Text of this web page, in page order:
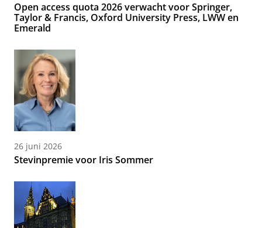
Open access quota 2026 verwacht voor Springer,
Taylor & Francis, Oxford University Press, LWW en
Emerald
26 juni 2026
Stevinpremie voor Iris Sommer